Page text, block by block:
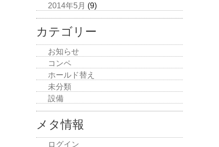
2014年5月 (9)
カテゴリー
お知らせ
コンペ
ホールド替え
未分類
設備
メタ情報
ログイン